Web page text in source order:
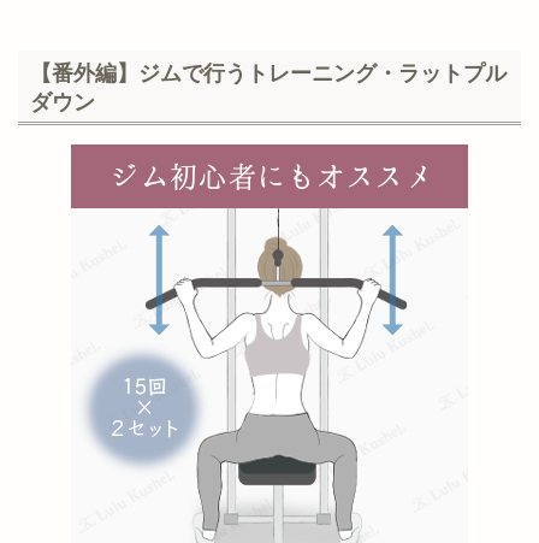
【番外編】ジムで行うトレーニング・ラットプル
ダウン